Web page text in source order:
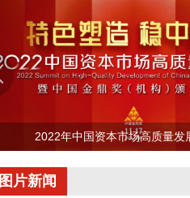
性协议 宇晶股份：切磨抛设备下游半
比不超过5% 【再融资】 浙江世宝：
13.94亿元 用于汽车线控转向系统产
炬光科技：拟定增募资不超过10.21
向特定对象发行股票申请获上交所受
特定对象发行股票申请获中国证监会
国证监会同意注册批复 皖通科技：向
票申请获证监会同意注册批复 中材科
2022年中国资本市场高质量发
图片新闻